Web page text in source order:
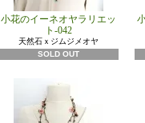
小花のイーネオヤラリエッ
ト-042
天然石ｘジムジメオヤ
SOLD OUT